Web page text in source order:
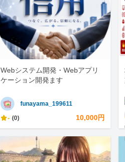
Webシステム開発・Webアプリ
ケーション開発ます
funayama_199611
- (0) 10,000円